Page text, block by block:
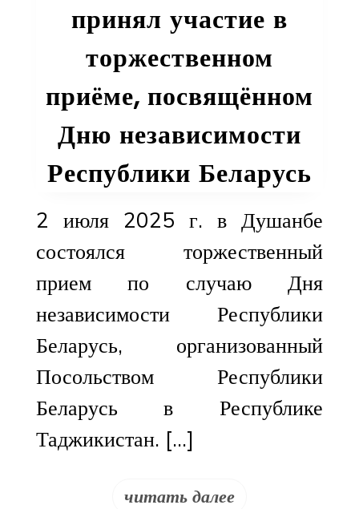
принял участие в
торжественном
приёме, посвящённом
Дню независимости
Республики Беларусь
2 июля 2025 г. в Душанбе
состоялся торжественный
прием по случаю Дня
независимости Республики
Беларусь, организованный
Посольством Республики
Беларусь в Республике
Таджикистан. […]
читать далее